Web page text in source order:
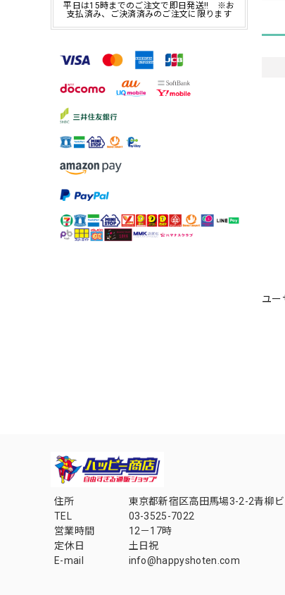
平日は15時までのご注文で即日発送!! ※お
支払済み、ご決済済みのご注文に限ります
ユー
住所
東京都新宿区高田馬場3-2-2青柳
TEL
03-3525-7022
営業時間
12－17時
定休日
土日祝
E-mail
info@happyshoten.com